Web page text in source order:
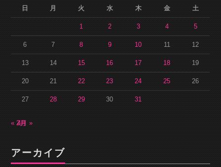
日
月 火 水 木 金 土
1 2 3 4 5
6 7 8 9 10 11 12
13 14 15 16 17 18 19
20 21 22 23 24 25 26
27 28 29 30 31
« 2月4月 »
アーカイブ